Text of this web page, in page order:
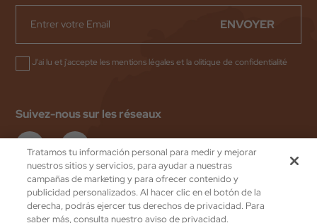
ENVOYER
J'ai lu et j'accepte les mentions légaleset laolitique de confidentialité
Suivez-nous sur les réseaux
Valentin Hotels
Politique de confidentialité
by eMascaró
Tratamos tu información personal para medir y mejorar
nuestros sitios y servicios, para ayudar a nuestras
campañas de marketing y para ofrecer contenido y
publicidad personalizados. Al hacer clic en el botón de la
derecha, podrás ejercer tus derechos de privacidad. Para
saber más, consulta nuestro aviso de privacidad.